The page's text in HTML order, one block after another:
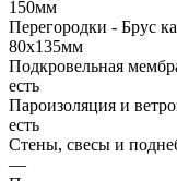
150мм
Перегородки - Брус
80х135мм
Подкровельная
есть
Пароизоляция и
есть
Стены, свесы и
—